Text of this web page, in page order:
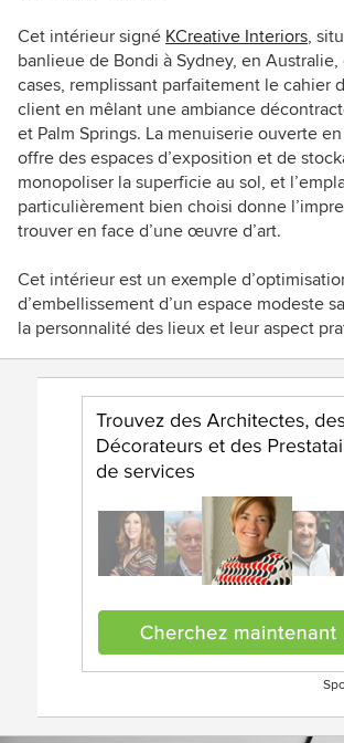
Cet intérieur signé KCreative Interiors,
banlieue de Bondi à Sydney, en
cases, remplissant parfaitement le cahier
client en mêlant une ambiance
et Palm Springs. La menuiserie ouverte
offre des espaces d’exposition et de
monopoliser la superficie au sol, et
particulièrement bien choisi donne
trouver en face d’une œuvre d’art.
Cet intérieur est un exemple
d’embellissement d’un espace modeste
la personnalité des lieux et leur aspect